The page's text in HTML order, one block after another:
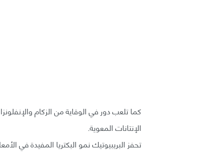
كما تلعب دور في الوقاية من الزكام
الإنتانات المعوية.
تحفز البريبيوتيك نمو البكتريا المفيدة في